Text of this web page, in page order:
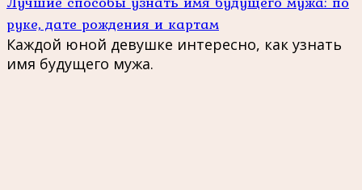
руке, дате рождения и картам
Каждой юной девушке интересно, как узнать
имя будущего мужа.